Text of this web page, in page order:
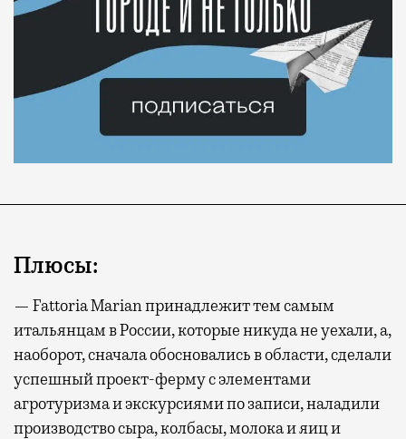
Плюсы:
— Fattoria Marian принадлежит тем самым
итальянцам в России, которые никуда не уехали, а,
наоборот, сначала обосновались в области, сделали
успешный проект-ферму с элементами
агротуризма и экскурсиями по записи, наладили
производство сыра, колбасы, молока и яиц и